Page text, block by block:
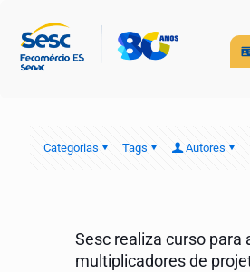
Categorias Tags Autores
Sesc realiza curso para
multiplicadores de